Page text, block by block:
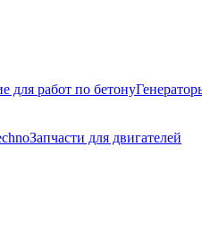
для работ по бетону
Запчасти для двигателей